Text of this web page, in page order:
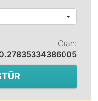
Oran:
0.27835334386005